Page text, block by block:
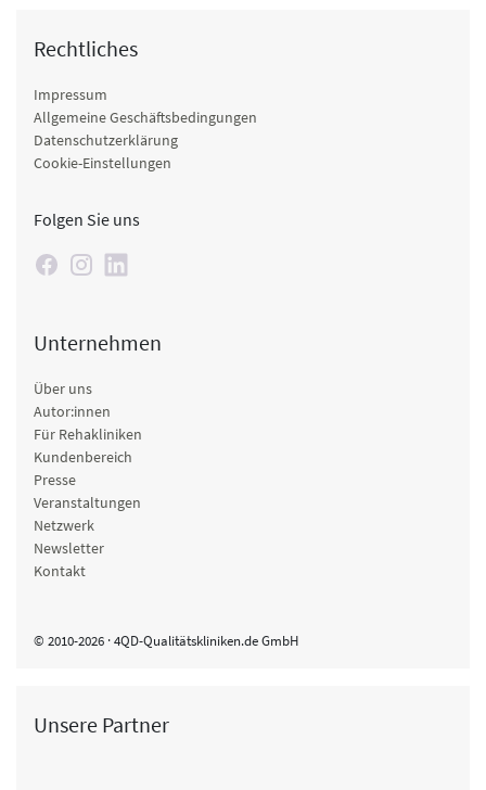
Rechtliches
Impressum
Allgemeine Geschäftsbedingungen
Datenschutzerklärung
Cookie-Einstellungen
Folgen Sie uns
Unternehmen
Über uns
Autor:innen
Für Rehakliniken
Kundenbereich
Presse
Veranstaltungen
Netzwerk
Newsletter
Kontakt
© 2010-2026 · 4QD-Qualitätskliniken.de GmbH
Unsere Partner